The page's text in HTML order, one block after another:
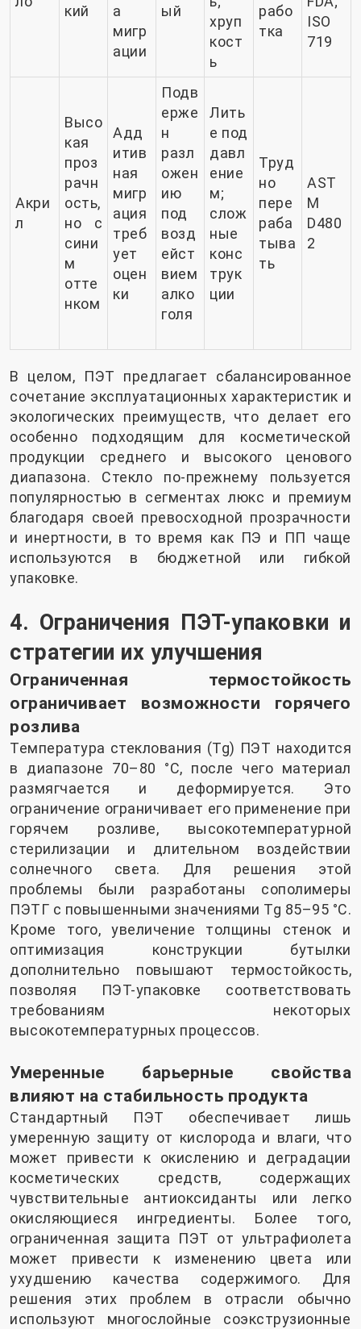
кий
а
мигр
ации
ый
хруп
кост
ь
рабо
тка
ISO
719
Акри
л
Высо
кая
проз
рачн
ость,
но с
сини
м
отте
нком
Адд
итив
ная
мигр
ация
треб
ует
оцен
ки
Подв
ерже
н
разл
ожен
ию
под
возд
ейст
вием
алко
голя
Лить
е под
давл
ение
м;
слож
ные
конс
трук
ции
Труд
но
пере
раба
тыва
ть
AST
M
D480
2
В целом, ПЭТ предлагает сбалансированное
сочетание эксплуатационных характеристик и
экологических преимуществ, что делает его
особенно подходящим для косметической
продукции среднего и высокого ценового
диапазона. Стекло по-прежнему пользуется
популярностью в сегментах люкс и премиум
благодаря своей превосходной прозрачности
и инертности, в то время как ПЭ и ПП чаще
используются в бюджетной или гибкой
упаковке.
4. Ограничения ПЭТ-упаковки и
стратегии их улучшения
Ограниченная термостойкость
ограничивает возможности горячего
розлива
Температура стеклования (Tg) ПЭТ находится
в диапазоне 70–80 °C, после чего материал
размягчается и деформируется. Это
ограничение ограничивает его применение при
горячем розливе, высокотемпературной
стерилизации и длительном воздействии
солнечного света. Для решения этой
проблемы были разработаны сополимеры
ПЭТГ с повышенными значениями Tg 85–95 °C.
Кроме того, увеличение толщины стенок и
оптимизация конструкции бутылки
дополнительно повышают термостойкость,
позволяя ПЭТ-упаковке соответствовать
требованиям некоторых
высокотемпературных процессов.
Умеренные барьерные свойства
влияют на стабильность продукта
Стандартный ПЭТ обеспечивает лишь
умеренную защиту от кислорода и влаги, что
может привести к окислению и деградации
косметических средств, содержащих
чувствительные антиоксиданты или легко
окисляющиеся ингредиенты. Более того,
ограниченная защита ПЭТ от ультрафиолета
может привести к изменению цвета или
ухудшению качества содержимого. Для
решения этих проблем в отрасли обычно
используют многослойные соэкструзионные